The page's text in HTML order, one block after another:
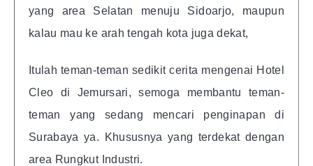
yang area Selatan menuju Sidoarjo, maupun
kalau mau ke arah tengah kota juga dekat,
Itulah teman-teman sedikit cerita mengenai Hotel
Cleo di Jemursari, semoga membantu teman-
teman yang sedang mencari penginapan di
Surabaya ya. Khususnya yang terdekat dengan
area Rungkut Industri.